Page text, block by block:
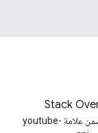
Stack
طرح سؤال ضمن علامة youtube-